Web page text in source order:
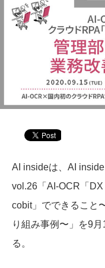
AI insideは、AI
vol.26「AI-OCR「
cobit」でできること
り組み事例〜」を9
る。